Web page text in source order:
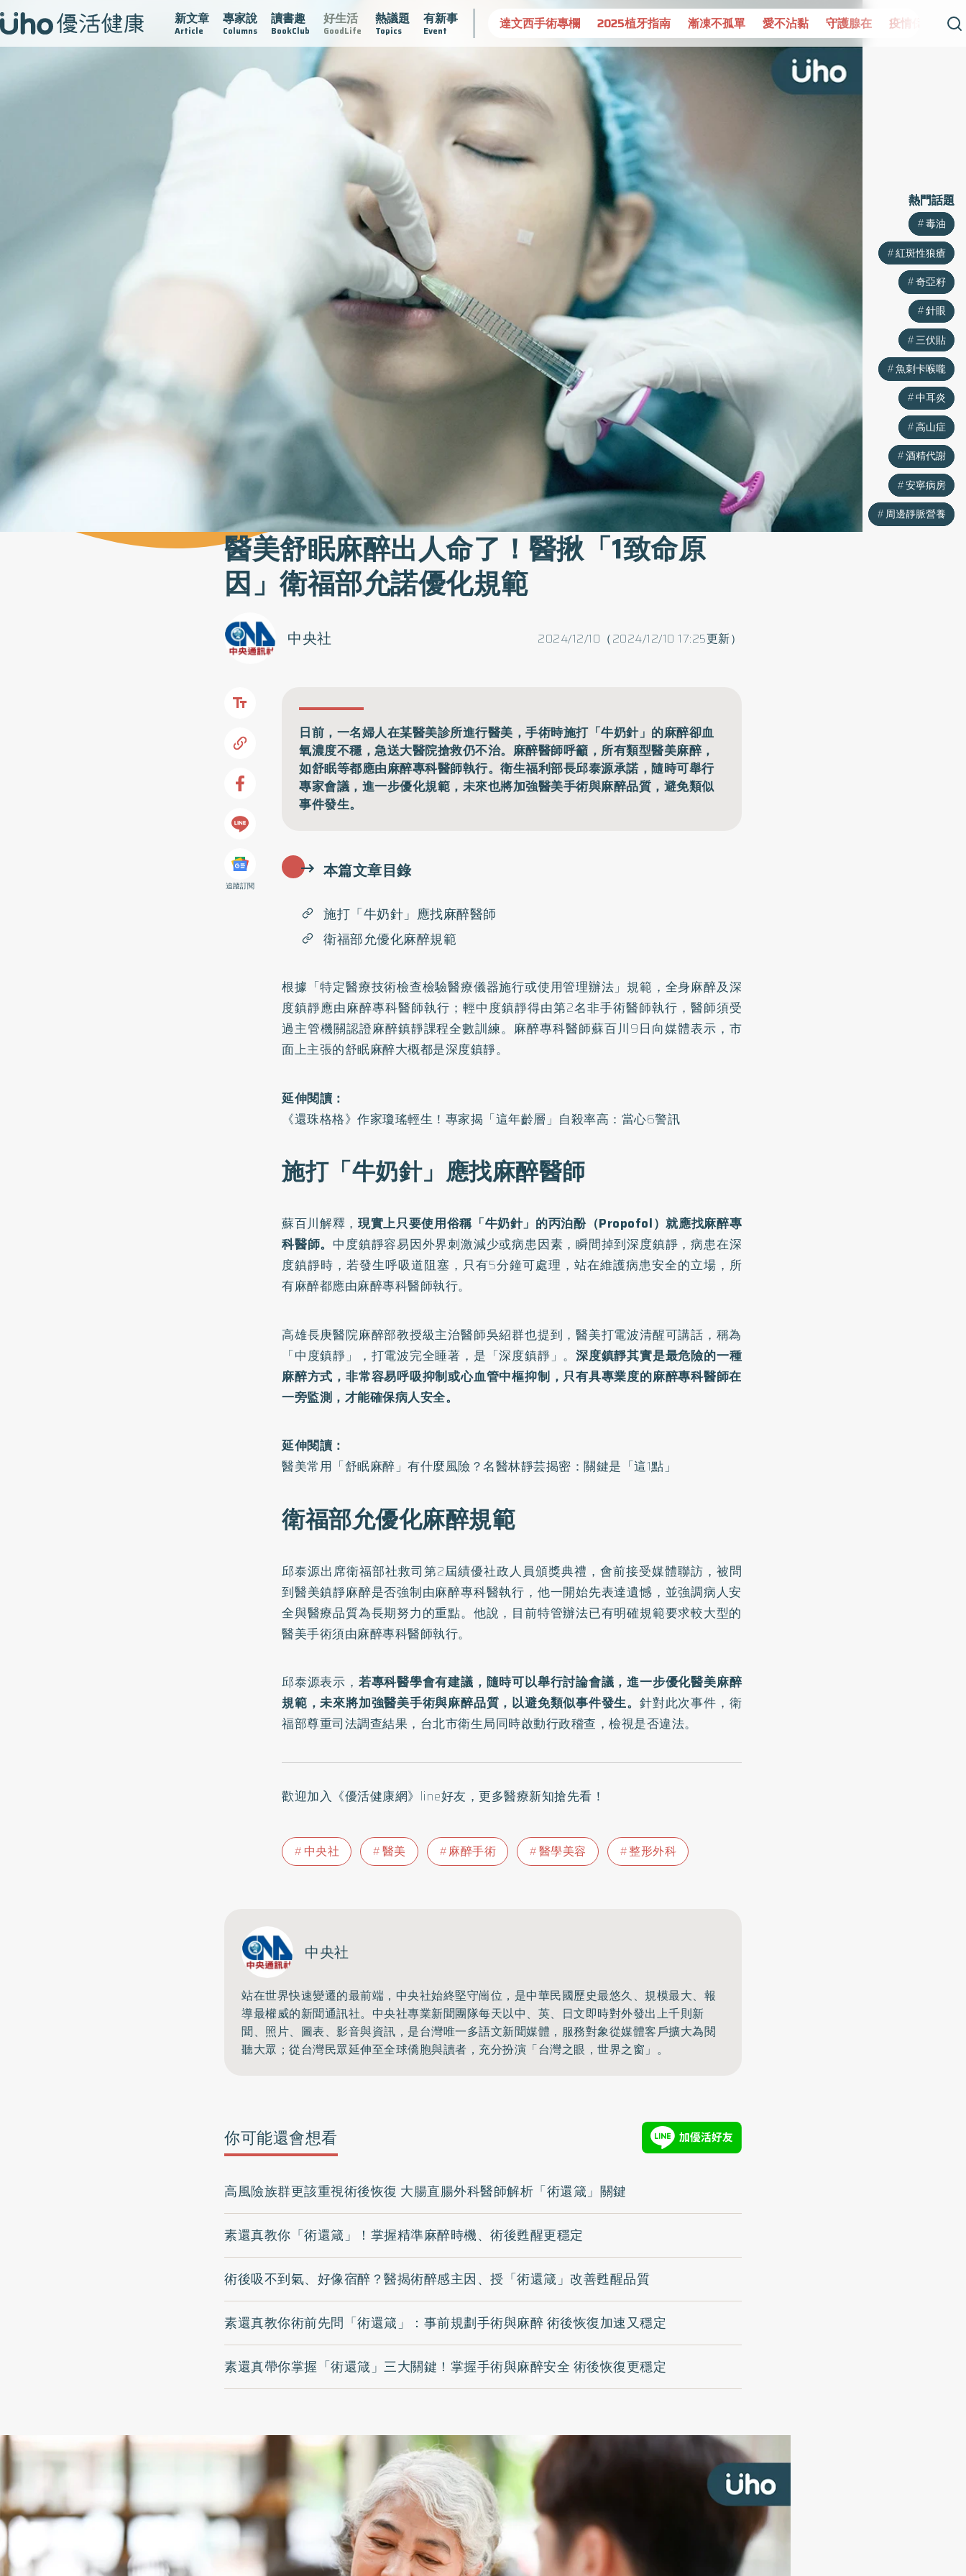
新文章
Article
專家說
Columns
讀書趣
BookClub
好生活
GoodLife
熱議題
Topics
有新事
Event
疫情保衛戰 再生醫學 愛的未來視 認識攝護腺肥大 守護骨骼健康 達文西手術專欄 2025植牙指南 漸凍不孤單 愛不沾黏 守護腺在 疫情保衛戰 再生醫學 愛的
醫美舒眠麻醉出人命了！醫揪「1致命原
因」衛福部允諾優化規範
2024/12/10（2024/12/10 17:25更新）
中央社
追蹤訂閱
日前，一名婦人在某醫美診所進行醫美，手術時施打「牛奶針」的麻醉卻血
氧濃度不穩，急送大醫院搶救仍不治。麻醉醫師呼籲，所有類型醫美麻醉，
如舒眠等都應由麻醉專科醫師執行。衛生福利部長邱泰源承諾，隨時可舉行
專家會議，進一步優化規範，未來也將加強醫美手術與麻醉品質，避免類似
事件發生。
本篇文章目錄
施打「牛奶針」應找麻醉醫師
衛福部允優化麻醉規範
根據「特定醫療技術檢查檢驗醫療儀器施行或使用管理辦法」規範，全身麻醉及深
度鎮靜應由麻醉專科醫師執行；輕中度鎮靜得由第2名非手術醫師執行，醫師須受
過主管機關認證麻醉鎮靜課程全數訓練。麻醉專科醫師蘇百川9日向媒體表示，市
面上主張的舒眠麻醉大概都是深度鎮靜。
延伸閱讀：
《還珠格格》作家瓊瑤輕生！專家揭「這年齡層」自殺率高：當心6警訊
施打「牛奶針」應找麻醉醫師
蘇百川解釋， 現實上只要使用俗稱「牛奶針」的丙泊酚（Propofol）就應找麻醉專
科醫師。 中度鎮靜容易因外界刺激減少或病患因素，瞬間掉到深度鎮靜，病患在深
度鎮靜時，若發生呼吸道阻塞，只有5分鐘可處理，站在維護病患安全的立場，所
有麻醉都應由麻醉專科醫師執行。
高雄長庚醫院麻醉部教授級主治醫師吳紹群也提到，醫美打電波清醒可講話，稱為
「中度鎮靜」，打電波完全睡著，是「深度鎮靜」。深度鎮靜其實是最危險的一種
麻醉方式，非常容易呼吸抑制或心血管中樞抑制，只有具專業度的麻醉專科醫師在
一旁監測，才能確保病人安全。
延伸閱讀：
醫美常用「舒眠麻醉」有什麼風險？名醫林靜芸揭密：關鍵是「這1點」
衛福部允優化麻醉規範
邱泰源出席衛福部社救司第2屆績優社政人員頒獎典禮，會前接受媒體聯訪，被問
到醫美鎮靜麻醉是否強制由麻醉專科醫執行，他一開始先表達遺憾，並強調病人安
全與醫療品質為長期努力的重點。他說，目前特管辦法已有明確規範要求較大型的
醫美手術須由麻醉專科醫師執行。
邱泰源表示， 若專科醫學會有建議，隨時可以舉行討論會議，進一步優化醫美麻醉
規範，未來將加強醫美手術與麻醉品質，以避免類似事件發生。 針對此次事件，衛
福部尊重司法調查結果，台北市衛生局同時啟動行政稽查，檢視是否違法。
歡迎加入 《優活健康網》line好友 ，更多醫療新知搶先看！
中央社 醫美 麻醉手術 醫學美容 整形外科
中央社
站在世界快速變遷的最前端，中央社始終堅守崗位，是中華民國歷史最悠久、規模最大、報
導最權威的新聞通訊社。中央社專業新聞團隊每天以中、英、日文即時對外發出上千則新
聞、照片、圖表、影音與資訊，是台灣唯一多語文新聞媒體，服務對象從媒體客戶擴大為閱
聽大眾；從台灣民眾延伸至全球僑胞與讀者，充分扮演「台灣之眼，世界之窗」。
你可能還會想看
高風險族群更該重視術後恢復 大腸直腸外科醫師解析「術還箴」關鍵
素還真教你「術還箴」！掌握精準麻醉時機、術後甦醒更穩定
術後吸不到氣、好像宿醉？醫揭術醉感主因、授「術還箴」改善甦醒品質
素還真教你術前先問「術還箴」：事前規劃手術與麻醉 術後恢復加速又穩定
素還真帶你掌握「術還箴」三大關鍵！掌握手術與麻醉安全 術後恢復更穩定
熱門話題
毒油
紅斑性狼瘡
奇亞籽
針眼
三伏貼
魚刺卡喉嚨
中耳炎
高山症
酒精代謝
安寧病房
周邊靜脈營養
熱門話題
毒油
紅斑性狼瘡
奇亞籽
針眼
三伏貼
魚刺卡喉嚨
中耳炎
高山症
酒精代謝
安寧病房
周邊靜脈營養